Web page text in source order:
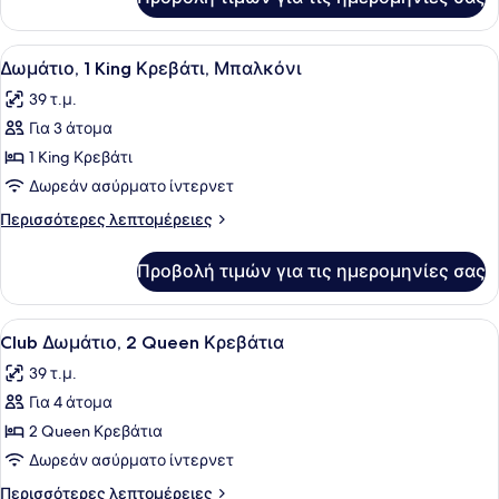
Μπαλκόνι
2
Queen
Κρεβάτια,
Μπαλκόνι
Προβολή
όλων
των
φωτογραφιών
για
Δωμάτιο,
1
King
Μπαλκόνι
Κλινοσκεπάσματα υψηλής
7
Δωμάτιο, 1 King Κρεβάτι, Μπαλκόνι
39 τ.μ.
Για 3 άτομα
1 King Κρεβάτι
Δωρεάν ασύρματο ίντερνετ
Περισσότερες λεπτομέρειες
Περισσότερες
1
King
Κρεβάτι,
Μπαλκόνι
Προβολή τιμών για τις ημερομηνίες σας
Προβολή
όλων
των
φωτογραφιών
για
Club
Δωμάτιο,
Κλινοσκεπάσματα υψηλής
6
Club Δωμάτιο, 2 Queen Κρεβάτια
39 τ.μ.
Για 4 άτομα
2 Queen Κρεβάτια
Δωρεάν ασύρματο ίντερνετ
Περισσότερες λεπτομέρειες
Περισσότερες